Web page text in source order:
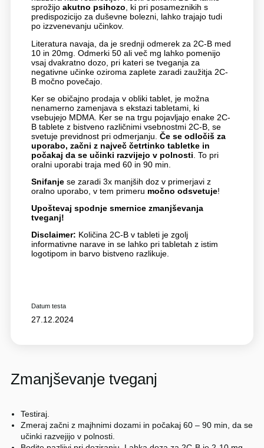
sprožijo akutno psihozo, ki pri posameznikih s
predispozicijo za duševne bolezni, lahko trajajo tudi
po izzvenevanju učinkov.
Literatura navaja, da je srednji odmerek za 2C-B med
10 in 20mg. Odmerki 50 ali več mg lahko pomenijo
vsaj dvakratno dozo, pri kateri se tveganja za
negativne učinke oziroma zaplete zaradi zaužitja 2C-
B močno povečajo.
Ker se običajno prodaja v obliki tablet, je možna
nenamerno zamenjava s ekstazi tabletami, ki
vsebujejo MDMA. Ker se na trgu pojavljajo enake 2C-
B tablete z bistveno različnimi vsebnostmi 2C-B, se
svetuje previdnost pri odmerjanju. Če se odločiš za
uporabo, začni z največ četrtinko tabletke in
počakaj da se učinki razvijejo v polnosti . To pri
oralni uporabi traja med 60 in 90 min.
Snifanjese zaradi 3x manjših doz v primerjavi z
oralno uporabo, v tem primeru močno odsvetuje!
Upoštevaj spodnje smernice zmanjševanja
tveganj!
Disclaimer: Količina 2C-B v tableti je zgolj
informativne narave in se lahko pri tabletah z istim
logotipom in barvo bistveno razlikuje.
Datum testa
27.12.2024
Zmanjševanje tveganj
Testiraj.
Zmeraj začni z majhnimi dozami in počakaj 60 – 90 min, da se
učinki razvejijo v polnosti.